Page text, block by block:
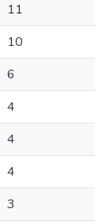
11
10
6
4
4
4
3